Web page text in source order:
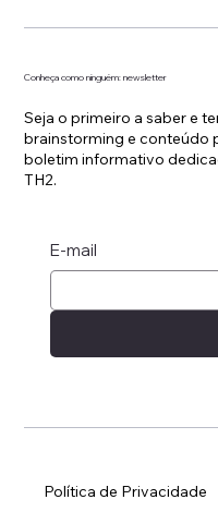
Conheça como ninguém: newsletter
Seja o primeiro a saber e
brainstorming e conteúdo
boletim informativo
TH2.
E-mail
Política de Privacidade